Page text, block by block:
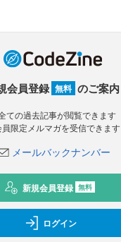
会員登録 無料 のご案内
ての過去記事が閲覧できます
員限定メルマガを受信できます
メールバックナンバー
新規会員登録 無料
ログイン